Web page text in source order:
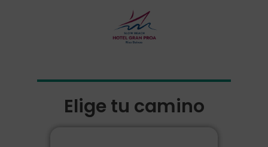
Elige tu camino